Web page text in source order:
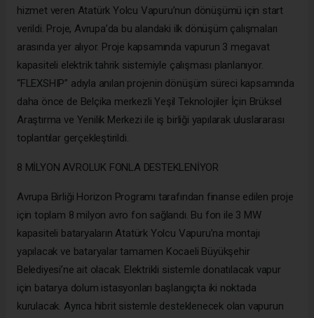
hizmet veren Atatürk Yolcu Vapuru’nun dönüşümü için start
verildi. Proje, Avrupa’da bu alandaki ilk dönüşüm çalışmaları
arasında yer alıyor. Proje kapsamında vapurun 3 megavat
kapasiteli elektrik tahrik sistemiyle çalışması planlanıyor.
“FLEXSHIP” adıyla anılan projenin dönüşüm süreci kapsamında
daha önce de Belçika merkezli Yeşil Teknolojiler İçin Brüksel
Araştırma ve Yenilik Merkezi ile iş birliği yapılarak uluslararası
toplantılar gerçekleştirildi.
8 MİLYON AVROLUK FONLA DESTEKLENİYOR
Avrupa Birliği Horizon Programı tarafından finanse edilen proje
için toplam 8 milyon avro fon sağlandı. Bu fon ile 3 MW
kapasiteli bataryaların Atatürk Yolcu Vapuru’na montajı
yapılacak ve bataryalar tamamen Kocaeli Büyükşehir
Belediyesi’ne ait olacak. Elektrikli sistemle donatılacak vapur
için batarya dolum istasyonları başlangıçta iki noktada
kurulacak. Ayrıca hibrit sistemle desteklenecek olan vapurun